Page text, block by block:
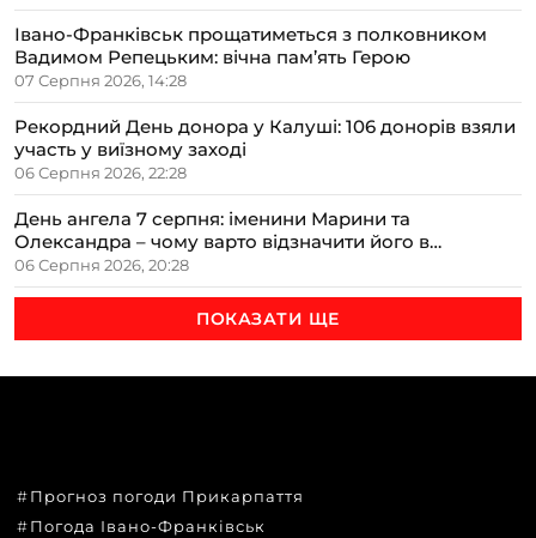
Івано-Франківськ прощатиметься з полковником
Вадимом Репецьким: вічна пам’ять Герою
07 Серпня 2026, 14:28
Рекордний День донора у Калуші: 106 донорів взяли
участь у виїзному заході
06 Серпня 2026, 22:28
День ангела 7 серпня: іменини Марини та
Олександра – чому варто відзначити його в
сімейному колі
06 Серпня 2026, 20:28
ПОКАЗАТИ ЩЕ
Прогноз погоди Прикарпаття
Погода Івано-Франківськ